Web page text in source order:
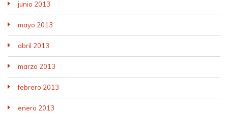
junio 2013
mayo 2013
abril 2013
marzo 2013
febrero 2013
enero 2013